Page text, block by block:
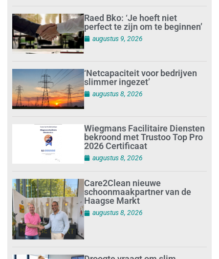
Raed Bko: ‘Je hoeft niet
perfect te zijn om te beginnen’
augustus 9, 2026
‘Netcapaciteit voor bedrijven
slimmer ingezet’
augustus 8, 2026
Wiegmans Facilitaire Diensten
bekroond met Trustoo Top Pro
2026 Certificaat
augustus 8, 2026
Care2Clean nieuwe
schoonmaakpartner van de
Haagse Markt
augustus 8, 2026